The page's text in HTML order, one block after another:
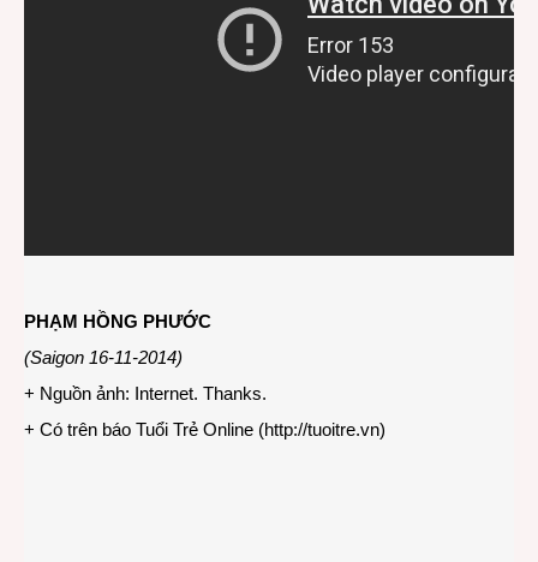
PHẠM HỒNG PHƯỚC
(Saigon 16-11-2014)
+ Nguồn ảnh: Internet. Thanks.
+ Có trên báo Tuổi Trẻ Online (http://tuoitre.vn)